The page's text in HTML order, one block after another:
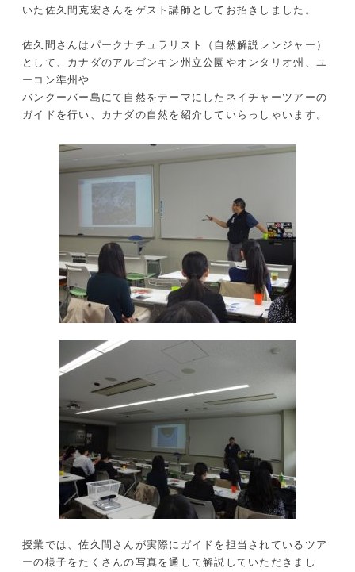
いた佐久間克宏さんをゲスト講師としてお招きしました。
佐久間さんはパークナチュラリスト（自然解説レンジャー）
として、カナダのアルゴンキン州立公園やオンタリオ州、ユ
ーコン準州や
バンクーバー島にて自然をテーマにしたネイチャーツアーの
ガイドを行い、カナダの自然を紹介していらっしゃいます。
授業では、佐久間さんが実際にガイドを担当されているツア
ーの様子をたくさんの写真を通して解説していただきまし